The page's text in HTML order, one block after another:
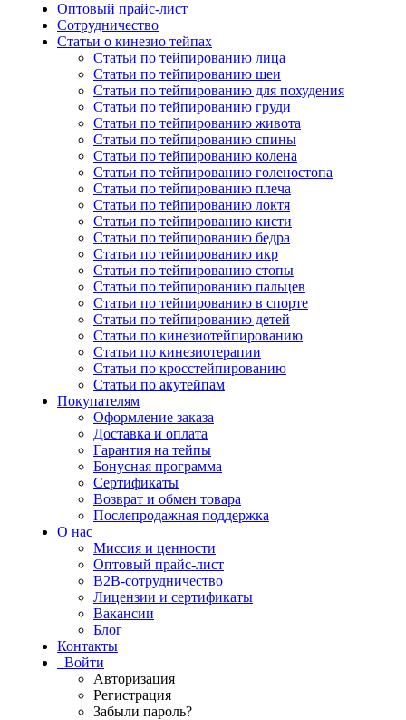
Оптовый прайс-лист
Сотрудничество
Статьи о кинезио тейпах
Статьи по тейпированию лица
Статьи по тейпированию шеи
Статьи по тейпированию для похудения
Статьи по тейпированию груди
Статьи по тейпированию живота
Статьи по тейпированию спины
Статьи по тейпированию колена
Статьи по тейпированию голеностопа
Статьи по тейпированию плеча
Статьи по тейпированию локтя
Статьи по тейпированию кисти
Статьи по тейпированию бедра
Статьи по тейпированию икр
Статьи по тейпированию стопы
Статьи по тейпированию пальцев
Статьи по тейпированию в спорте
Статьи по тейпированию детей
Статьи по кинезиотейпированию
Статьи по кинезиотерапии
Статьи по кросстейпированию
Статьи по акутейпам
Покупателям
Оформление заказа
Доставка и оплата
Гарантия на тейпы
Бонусная программа
Сертификаты
Возврат и обмен товара
Послепродажная поддержка
О нас
Миссия и ценности
Оптовый прайс-лист
В2В-сотрудничество
Лицензии и сертификаты
Вакансии
Блог
Контакты
Войти
Авторизация
Регистрация
Забыли пароль?